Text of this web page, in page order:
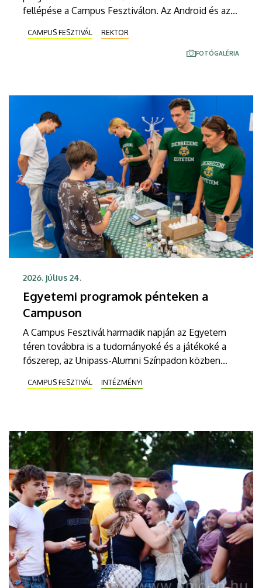
fellépése a Campus Fesztiválon. Az Android és az
slágerek is felcsendültek a Soproni Tehetség
Színpadán, ahol még a rektor is mikrofont ragadott.
CAMPUS FESZTIVÁL REKTOR
FOTÓGALÉRIA
2026. július 24.
Egyetemi programok pénteken a
Campuson
A Campus Fesztivál harmadik napján az Egyetem
téren továbbra is a tudományoké és a játékoké a
főszerep, az Unipass-Alumni Színpadon közben
egyebek mellett az egyre kevésbé hatékony
antibiotikumokról, a Bitcoinról és a képmáshoz
és az Animal Cannibals is fellép.
CAMPUS FESZTIVÁL INTÉZMÉNYI